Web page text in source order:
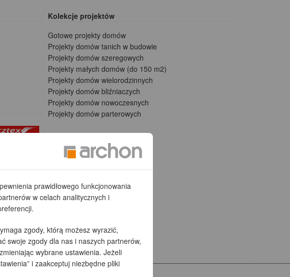
Kolekcje projektów
Gotowe projekty domów
Projekty domów tanich w budowie
Projekty domów szeregowych
Projekty małych domów (do 150 m2)
Projekty domów wielorodzinnych
Projekty domów bliźniaczych
Projekty domów nowoczesnych
Projekty domów parterowych
w 1990r. przez arch. Barbarę Mendel
prawidłowego funkcjonowania
w celach analitycznych i
zgody, którą możesz wyrazić,
swoje zgody dla nas i naszych partnerów,
wybrane ustawienia. Jeżeli
i zaakceptuj niezbędne pliki